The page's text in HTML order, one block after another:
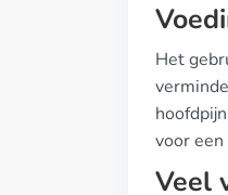
Het
voor
Veel